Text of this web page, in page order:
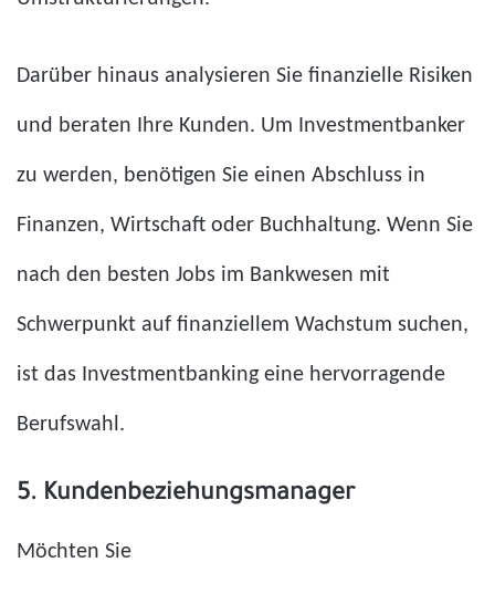
Darüber hinaus analysieren Sie finanzielle Risiken
und beraten Ihre Kunden. Um Investmentbanker
zu werden, benötigen Sie einen Abschluss in
Finanzen, Wirtschaft oder Buchhaltung. Wenn Sie
nach den besten Jobs im Bankwesen mit
Schwerpunkt auf finanziellem Wachstum suchen,
ist das Investmentbanking eine hervorragende
Berufswahl.
5. Kundenbeziehungsmanager
Möchten Sie